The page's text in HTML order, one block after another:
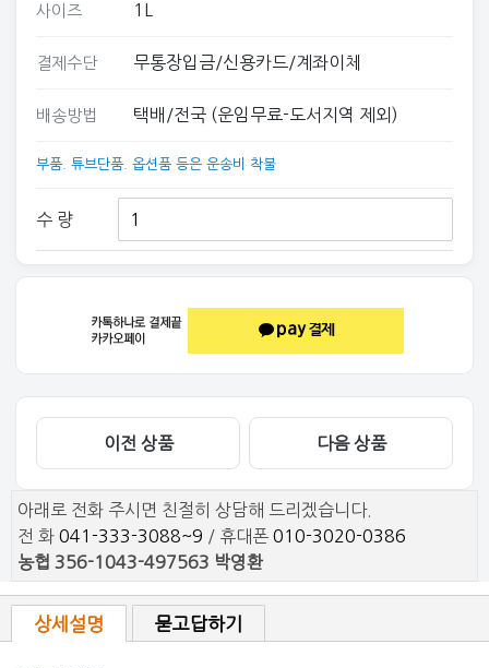
사이즈 1L
결제수단 무통장입금/신용카드/계좌이체
배송방법 택배/전국 (운임무료-도서지역 제외)
부품. 튜브단품. 옵션품 등은 운송비 착불
수 량
이전 상품 다음 상품
아래로 전화 주시면 친절히 상담해 드리겠습니다.
전 화 041-333-3088~9 / 휴대폰 010-3020-0386
농협 356-1043-497563 박영환
상세설명 묻고답하기